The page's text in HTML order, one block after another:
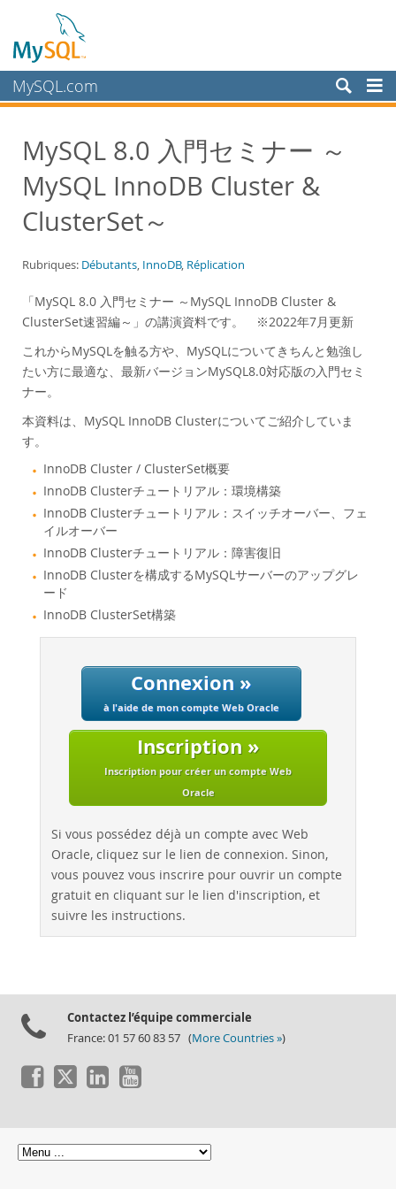
MySQL.com
Services
Partenaires
Clients
White Papers
Presentations
Videos
Case Studies
Books
Performance
Benchmarks
Migration
TCO Savings
Nouveautés & Evénements
Téléchargements
MySQL 8.0 入門セミナー ～
MySQL InnoDB Cluster &
ClusterSet～
Rubriques: Débutants, InnoDB, Réplication
「MySQL 8.0 入門セミナー ～MySQL InnoDB Cluster &
ClusterSet速習編～」の講演資料です。 ※2022年7月更新
これからMySQLを触る方や、MySQLについてきちんと勉強し
たい方に最適な、最新バージョンMySQL8.0対応版の入門セミ
ナー。
本資料は、MySQL InnoDB Clusterについてご紹介していま
す。
InnoDB Cluster / ClusterSet概要
InnoDB Clusterチュートリアル：環境構築
InnoDB Clusterチュートリアル：スイッチオーバー、フェ
イルオーバー
InnoDB Clusterチュートリアル：障害復旧
InnoDB Clusterを構成するMySQLサーバーのアップグレ
ード
InnoDB ClusterSet構築
Connexion »
à l'aide de mon compte Web Oracle
Inscription »
Inscription pour créer un compte Web
Oracle
Si vous possédez déjà un compte avec Web
Oracle, cliquez sur le lien de connexion. Sinon,
vous pouvez vous inscrire pour ouvrir un compte
gratuit en cliquant sur le lien d'inscription, et
suivre les instructions.
Contactez l’équipe commerciale
France: 01 57 60 83 57 (More Countries »)